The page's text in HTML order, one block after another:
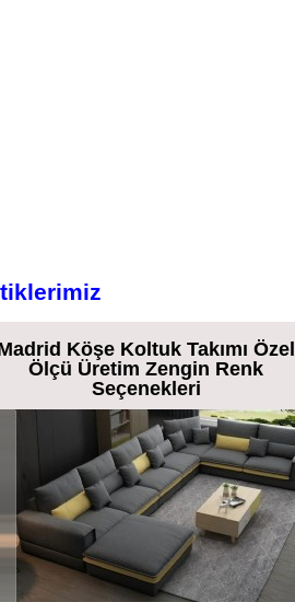
Köşe Koltuk Takımı Özel
Ölçü Üretim Zengin Renk
Seçenekleri